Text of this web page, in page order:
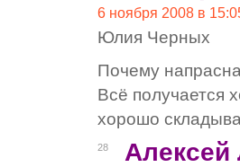
6 ноября 2008 в
Юлия Черных
Почему
Всё получается
хорошо
28 Алексей